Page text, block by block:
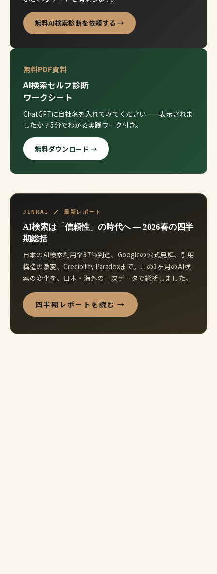
無料AI検索診断を依頼する →
無料PDF資料
AI検索セルフ診断
ワークシート
ChatGPTに自社名を入れてみてください——表示されま
したか？5分でわかる実践ワーク付き。
無料ダウンロード →
JINRAI ／ 最新レポート
AI検索は「信頼性」の時代へ ― 2026春の四半
期総括
日本のAI検索利用率37%到達、Googleの公式見解、引用
構造の激変、Credibility Paradoxまで。この3ヶ月のAI検
索の変化を、日本・海外の一次データで総括しました。
四半期レポートを読む →